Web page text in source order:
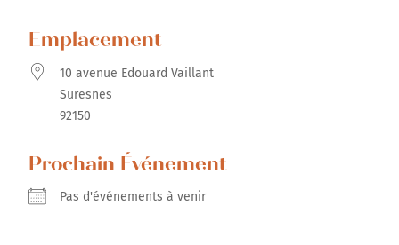
Emplacement
10 avenue Edouard Vaillant
Suresnes
92150
Prochain Événement
Pas d'événements à venir